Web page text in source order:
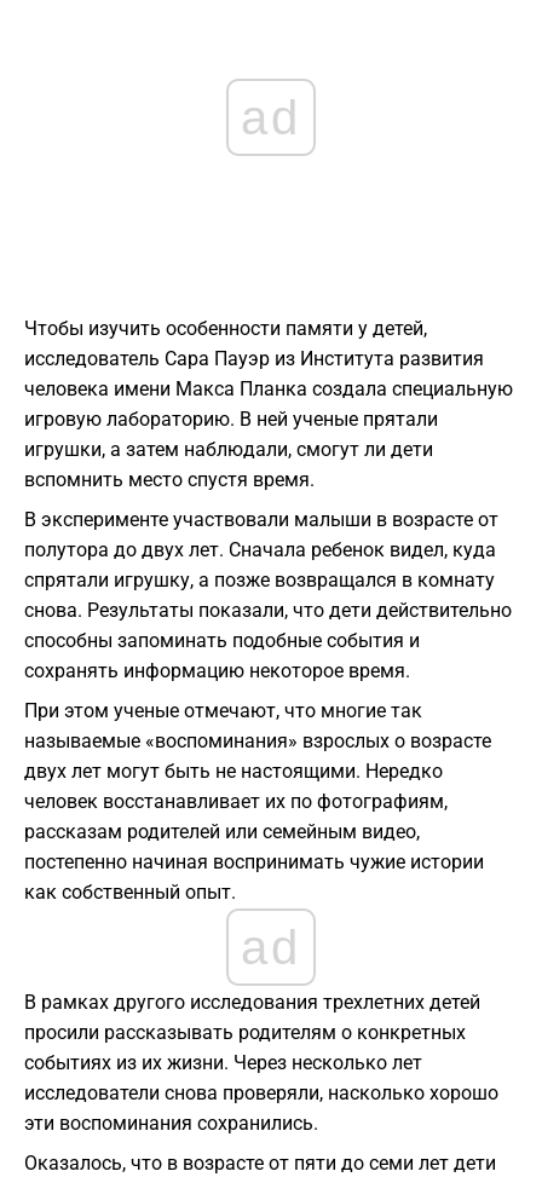
ad
Чтобы изучить особенности памяти у детей,
исследователь Сара Пауэр из Института развития
человека имени Макса Планка создала специальную
игровую лабораторию. В ней ученые прятали
игрушки, а затем наблюдали, смогут ли дети
вспомнить место спустя время.
В эксперименте участвовали малыши в возрасте от
полутора до двух лет. Сначала ребенок видел, куда
спрятали игрушку, а позже возвращался в комнату
снова. Результаты показали, что дети действительно
способны запоминать подобные события и
сохранять информацию некоторое время.
При этом ученые отмечают, что многие так
называемые «воспоминания» взрослых о возрасте
двух лет могут быть не настоящими. Нередко
человек восстанавливает их по фотографиям,
рассказам родителей или семейным видео,
постепенно начиная воспринимать чужие истории
как собственный опыт.
ad
В рамках другого исследования трехлетних детей
просили рассказывать родителям о конкретных
событиях из их жизни. Через несколько лет
исследователи снова проверяли, насколько хорошо
эти воспоминания сохранились.
Оказалось, что в возрасте от пяти до семи лет дети